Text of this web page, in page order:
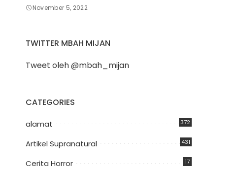
November 5, 2022
TWITTER MBAH MIJAN
Tweet oleh @mbah_mijan
CATEGORIES
alamat 372
Artikel Supranatural 431
Cerita Horror 17